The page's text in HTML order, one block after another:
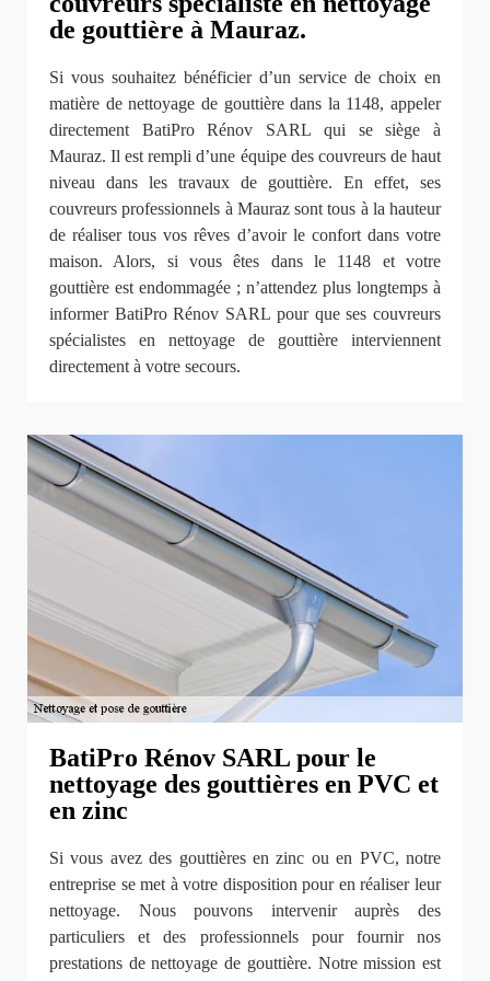
de gouttière à Mauraz.
Si vous souhaitez bénéficier d’un service de choix en
matière de nettoyage de gouttière dans la 1148, appeler
directement BatiPro Rénov SARL qui se siège à
Mauraz. Il est rempli d’une équipe des couvreurs de haut
niveau dans les travaux de gouttière. En effet, ses
couvreurs professionnels à Mauraz sont tous à la hauteur
de réaliser tous vos rêves d’avoir le confort dans votre
maison. Alors, si vous êtes dans le 1148 et votre
gouttière est endommagée ; n’attendez plus longtemps à
informer BatiPro Rénov SARL pour que ses couvreurs
spécialistes en nettoyage de gouttière interviennent
directement à votre secours.
BatiPro Rénov SARL pour le
nettoyage des gouttières en PVC et
en zinc
Si vous avez des gouttières en zinc ou en PVC, notre
entreprise se met à votre disposition pour en réaliser leur
nettoyage. Nous pouvons intervenir auprès des
particuliers et des professionnels pour fournir nos
prestations de nettoyage de gouttière. Notre mission est